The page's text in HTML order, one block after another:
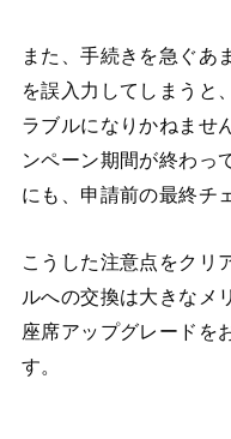
また、手続きを急ぐあ
を誤入力してしまうと
ラブルになりかねませ
ンペーン期間が終わっ
にも、申請前の最終チ
こうした注意点をクリ
ルへの交換は大きなメ
座席アップグレードを
す。